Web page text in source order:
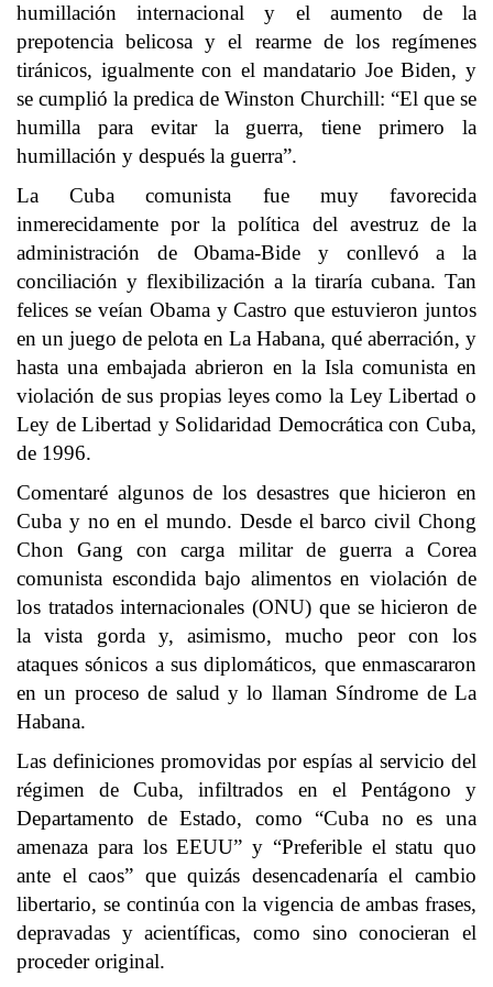
humillación internacional y el aumento de la
prepotencia belicosa y el rearme de los regímenes
tiránicos, igualmente con el mandatario Joe Biden, y
se cumplió la predica de Winston Churchill: “El que se
humilla para evitar la guerra, tiene primero la
humillación y después la guerra”.
La Cuba comunista fue muy favorecida
inmerecidamente por la política del avestruz de la
administración de Obama-Bide y conllevó a la
conciliación y flexibilización a la tiraría cubana. Tan
felices se veían Obama y Castro que estuvieron juntos
en un juego de pelota en La Habana, qué aberración, y
hasta una embajada abrieron en la Isla comunista en
violación de sus propias leyes como la Ley Libertad o
Ley de Libertad y Solidaridad Democrática con Cuba,
de 1996.
Comentaré algunos de los desastres que hicieron en
Cuba y no en el mundo. Desde el barco civil Chong
Chon Gang con carga militar de guerra a Corea
comunista escondida bajo alimentos en violación de
los tratados internacionales (ONU) que se hicieron de
la vista gorda y, asimismo, mucho peor con los
ataques sónicos a sus diplomáticos, que enmascararon
en un proceso de salud y lo llaman Síndrome de La
Habana.
Las definiciones promovidas por espías al servicio del
régimen de Cuba, infiltrados en el Pentágono y
Departamento de Estado, como “Cuba no es una
amenaza para los EEUU” y “Preferible el statu quo
ante el caos” que quizás desencadenaría el cambio
libertario, se continúa con la vigencia de ambas frases,
depravadas y acientíficas, como sino conocieran el
proceder original.